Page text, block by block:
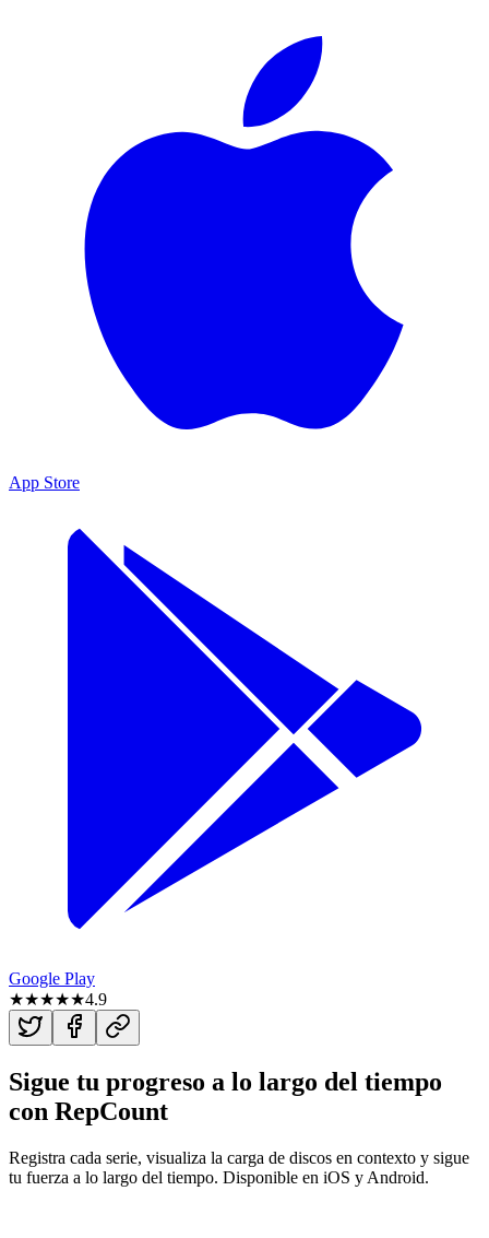
App Store
Google Play
★★★★★4.9
Sigue tu progreso a lo largo del tiempo
con RepCount
Registra cada serie, visualiza la carga de discos en contexto y sigue
tu fuerza a lo largo del tiempo. Disponible en iOS y Android.